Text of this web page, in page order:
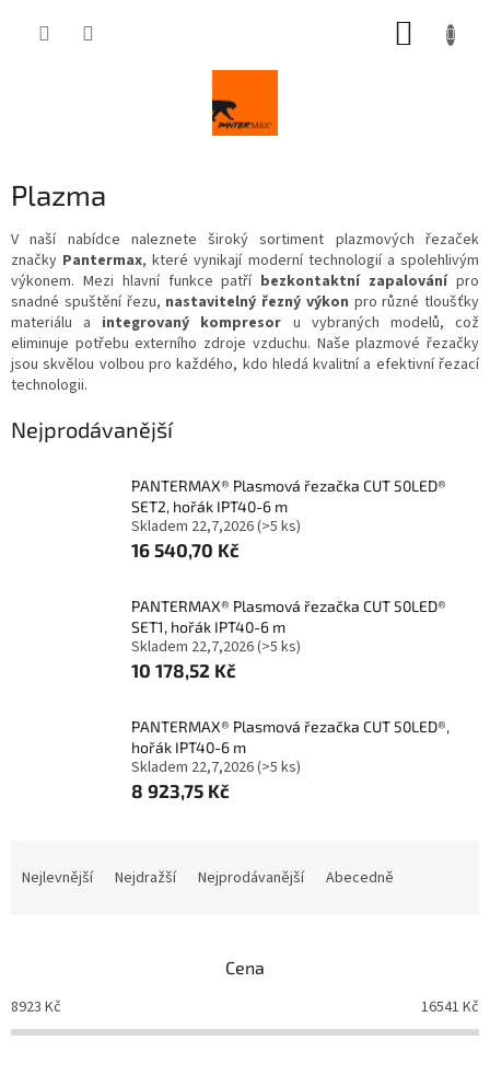
Plazma
V naší nabídce naleznete široký sortiment plazmových řezaček
značky Pantermax, které vynikají moderní technologií a spolehlivým
výkonem. Mezi hlavní funkce patří bezkontaktní zapalovánípro
snadné spuštění řezu, nastavitelný řezný výkon pro různé tloušťky
materiálu a integrovaný kompresor u vybraných modelů, což
eliminuje potřebu externího zdroje vzduchu. Naše plazmové řezačky
jsou skvělou volbou pro každého, kdo hledá kvalitní a efektivní řezací
technologii.
Nejprodávanější
PANTERMAX® Plasmová řezačka CUT 50LED®
SET2, hořák IPT40-6 m
Skladem 22,7,2026(>5 ks)
16 540,70 Kč
PANTERMAX® Plasmová řezačka CUT 50LED®
SET1, hořák IPT40-6 m
Skladem 22,7,2026(>5 ks)
10 178,52 Kč
PANTERMAX® Plasmová řezačka CUT 50LED®,
hořák IPT40-6 m
Skladem 22,7,2026(>5 ks)
8 923,75 Kč
p
Nejlevnější Nejdražší Nejprodávanější Abecedně
Cena
8923 Kč 16541 Kč